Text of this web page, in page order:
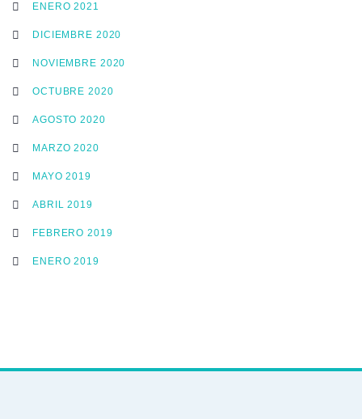
ENERO 2021
DICIEMBRE 2020
NOVIEMBRE 2020
OCTUBRE 2020
AGOSTO 2020
MARZO 2020
MAYO 2019
ABRIL 2019
FEBRERO 2019
ENERO 2019